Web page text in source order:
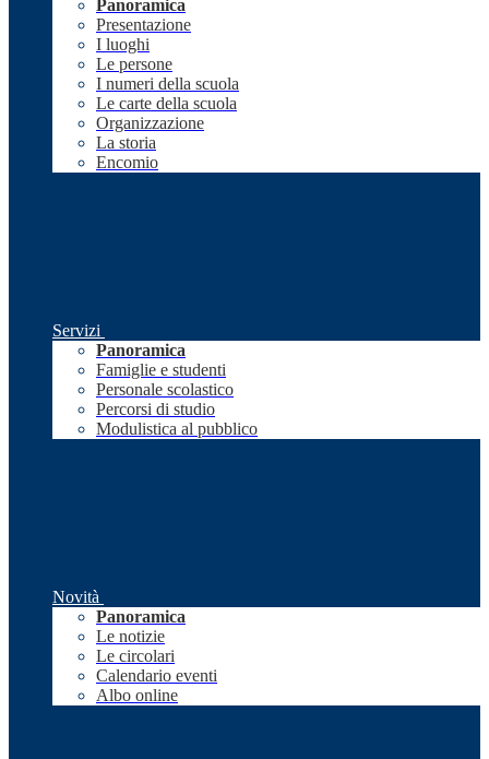
Panoramica
Presentazione
I luoghi
Le persone
I numeri della scuola
Le carte della scuola
Organizzazione
La storia
Encomio
Servizi
Panoramica
Famiglie e studenti
Personale scolastico
Percorsi di studio
Modulistica al pubblico
Novità
Panoramica
Le notizie
Le circolari
Calendario eventi
Albo online